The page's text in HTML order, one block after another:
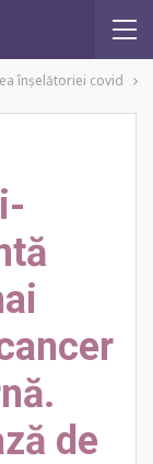
înşelătoriei covid
de